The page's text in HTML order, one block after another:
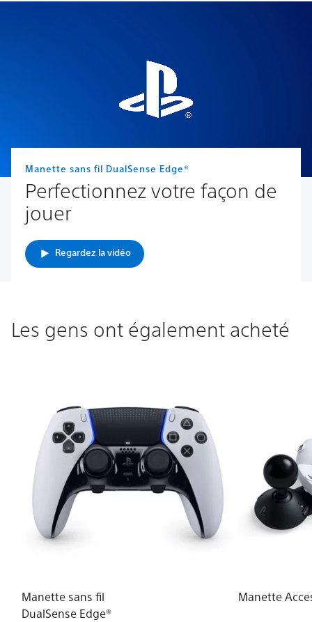
Manette sans fil DualSense Edge®
Perfectionnez votre façon de
jouer
Regardez la vidéo
Les gens ont également acheté
Manette sans fil
DualSense Edge®
Manette